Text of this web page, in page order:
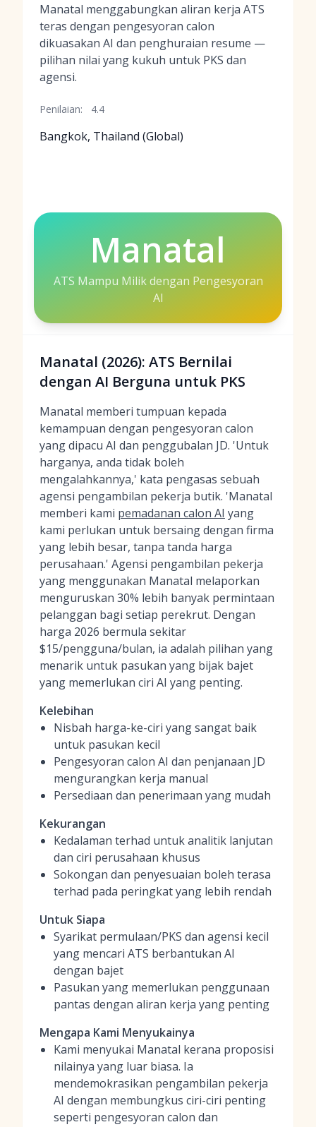
Manatal menggabungkan aliran kerja ATS
teras dengan pengesyoran calon
dikuasakan AI dan penghuraian resume —
pilihan nilai yang kukuh untuk PKS dan
agensi.
Penilaian: 4.4
Bangkok, Thailand (Global)
Manatal
ATS Mampu Milik dengan Pengesyoran
AI
Manatal (2026): ATS Bernilai
dengan AI Berguna untuk PKS
Manatal memberi tumpuan kepada
kemampuan dengan pengesyoran calon
yang dipacu AI dan penggubalan JD. 'Untuk
harganya, anda tidak boleh
mengalahkannya,' kata pengasas sebuah
agensi pengambilan pekerja butik. 'Manatal
memberi kami pemadanan calon AI yang
kami perlukan untuk bersaing dengan firma
yang lebih besar, tanpa tanda harga
perusahaan.' Agensi pengambilan pekerja
yang menggunakan Manatal melaporkan
menguruskan 30% lebih banyak permintaan
pelanggan bagi setiap perekrut. Dengan
harga 2026 bermula sekitar
$15/pengguna/bulan, ia adalah pilihan yang
menarik untuk pasukan yang bijak bajet
yang memerlukan ciri AI yang penting.
Kelebihan
Nisbah harga-ke-ciri yang sangat baik
untuk pasukan kecil
Pengesyoran calon AI dan penjanaan JD
mengurangkan kerja manual
Persediaan dan penerimaan yang mudah
Kekurangan
Kedalaman terhad untuk analitik lanjutan
dan ciri perusahaan khusus
Sokongan dan penyesuaian boleh terasa
terhad pada peringkat yang lebih rendah
Untuk Siapa
Syarikat permulaan/PKS dan agensi kecil
yang mencari ATS berbantukan AI
dengan bajet
Pasukan yang memerlukan penggunaan
pantas dengan aliran kerja yang penting
Mengapa Kami Menyukainya
Kami menyukai Manatal kerana proposisi
nilainya yang luar biasa. Ia
mendemokrasikan pengambilan pekerja
AI dengan membungkus ciri-ciri penting
seperti pengesyoran calon dan